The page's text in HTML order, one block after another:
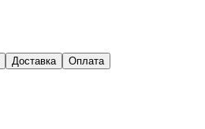
Доставка
Оплата